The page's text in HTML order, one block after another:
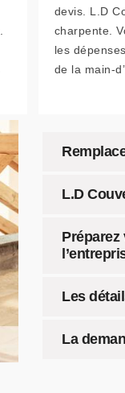
devis. L.D
charpente.
les
de la main-
L.D
Les
La